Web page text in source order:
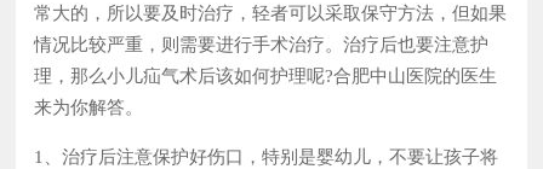
常大的，所以要及时治疗，轻者可以采取保守方法，但如果
情况比较严重，则需要进行手术治疗。治疗后也要注意护
理，那么小儿疝气术后该如何护理呢?合肥中山医院的医生
来为你解答。
1、治疗后注意保护好伤口，特别是婴幼儿，不要让孩子将